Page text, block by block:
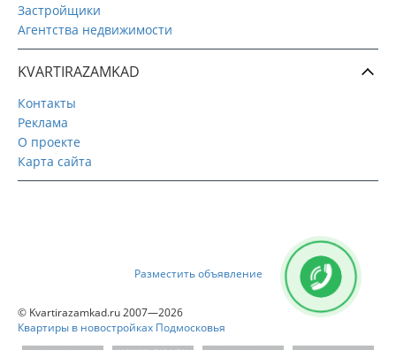
Застройщики
Агентства недвижимости
KVARTIRAZAMKAD
Контакты
Реклама
О проекте
Карта сайта
Разместить объявление
© Kvartirazamkad.ru 2007—2026
Квартиры в новостройках Подмосковья